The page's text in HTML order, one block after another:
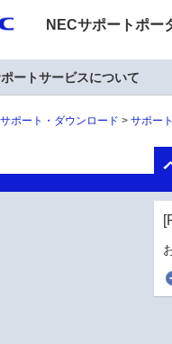
NECサポートポー
ートサービスについて
サポート・ダウンロード サポー